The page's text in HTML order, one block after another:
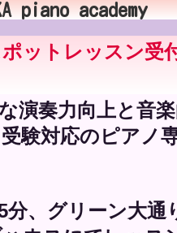
piano academy
ットレッスン受
演奏力向上と音
験対応のピアノ
、グリーン大通